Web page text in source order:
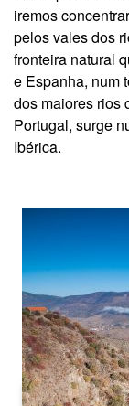
iremos
pelos vales dos
fronteira natural
e Espanha, num
dos maiores rios
Portugal, surge
Ibérica.